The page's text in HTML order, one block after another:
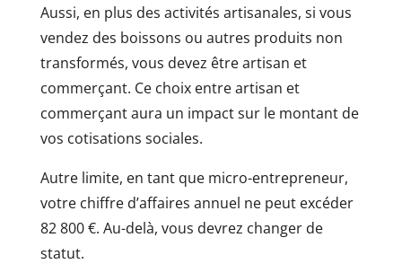
Aussi, en plus des activités artisanales, si vous
vendez des boissons ou autres produits non
transformés, vous devez être artisan et
commerçant. Ce choix entre artisan et
commerçant aura un impact sur le montant de
vos cotisations sociales.
Autre limite, en tant que micro-entrepreneur,
votre chiffre d’affaires annuel ne peut excéder
82 800 €. Au-delà, vous devrez changer de
statut.